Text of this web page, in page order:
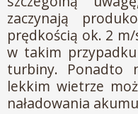
zaczynają
prędkością ok. 2
w takim
turbiny. Ponadto
lekkim wietrze
naładowania